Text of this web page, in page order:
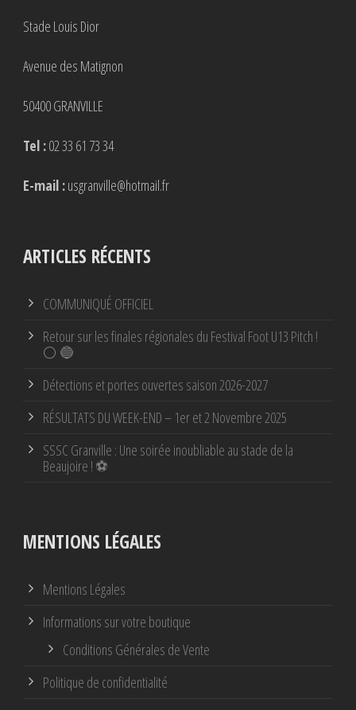
Stade Louis Dior
Avenue des Matignon
50400 GRANVILLE
Tel :02 33 61 73 34
E-mail :usgranville@hotmail.fr
ARTICLES RÉCENTS
COMMUNIQUÉ OFFICIEL
Retour sur les finales régionales du Festival Foot U13 Pitch !
⚪ 🔵
Détections et portes ouvertes saison 2026-2027
RÉSULTATS DU WEEK-END – 1er et 2 Novembre 2025
SSSC Granville : Une soirée inoubliable au stade de la
Beaujoire ! ⚽
MENTIONS LÉGALES
Mentions Légales
Informations sur votre boutique
Conditions Générales de Vente
Politique de confidentialité